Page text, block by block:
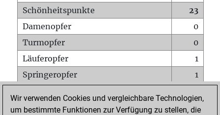
Schönheitspunkte
23
Damenopfer
0
Turmopfer
0
Läuferopfer
1
Springeropfer
1
Matt auf vollem Brett
0
Wir verwenden Cookies und vergleichbare Technologien,
um bestimmte Funktionen zur Verfügung zu stellen, die